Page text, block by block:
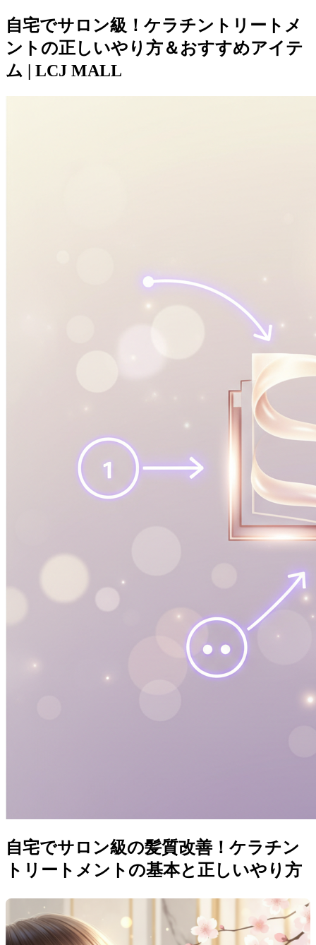
自宅でサロン級！ケラチントリートメ
ントの正しいやり方＆おすすめアイテ
ム | LCJ MALL
自宅でサロン級の髪質改善！ケラチン
トリートメントの基本と正しいやり方